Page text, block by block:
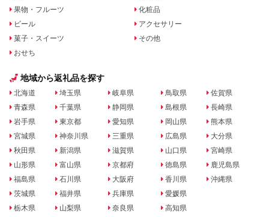
果物・フルーツ
ビール
菓子・スイーツ
おせち
化粧品
アクセサリー
その他
地域から返礼品を探す
北海道
青森県
岩手県
宮城県
秋田県
山形県
福島県
茨城県
栃木県
埼玉県
千葉県
東京都
神奈川県
新潟県
富山県
石川県
福井県
山梨県
岐阜県
静岡県
愛知県
三重県
滋賀県
京都府
大阪府
兵庫県
奈良県
鳥取県
島根県
岡山県
広島県
山口県
徳島県
香川県
愛媛県
高知県
佐賀県
長崎県
熊本県
大分県
宮崎県
鹿児島県
沖縄県